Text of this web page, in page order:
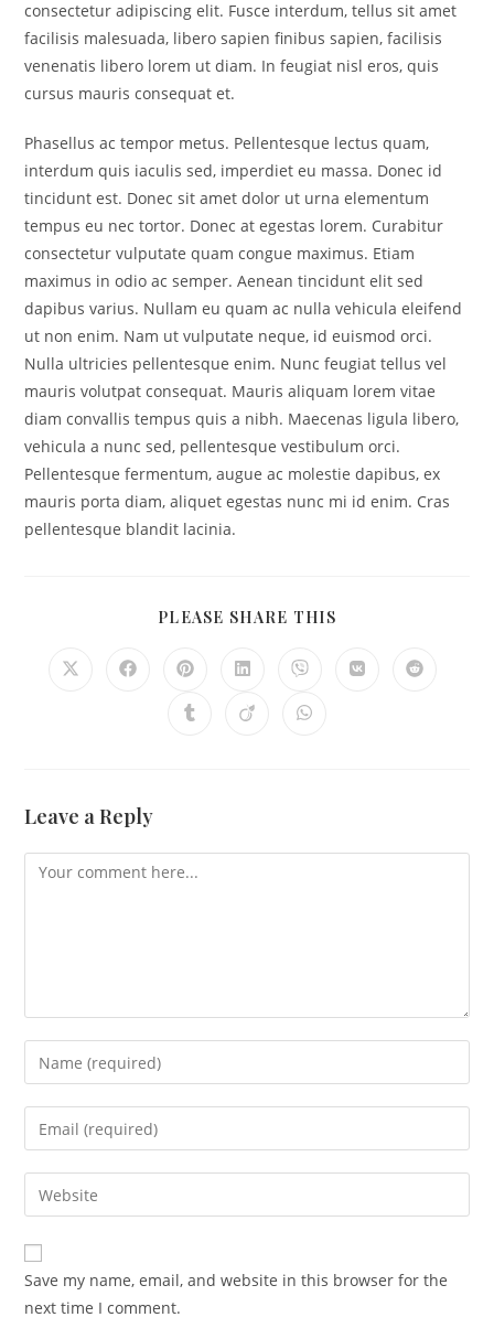
consectetur adipiscing elit. Fusce interdum, tellus sit amet
facilisis malesuada, libero sapien finibus sapien, facilisis
venenatis libero lorem ut diam. In feugiat nisl eros, quis
cursus mauris consequat et.
Phasellus ac tempor metus. Pellentesque lectus quam,
interdum quis iaculis sed, imperdiet eu massa. Donec id
tincidunt est. Donec sit amet dolor ut urna elementum
tempus eu nec tortor. Donec at egestas lorem. Curabitur
consectetur vulputate quam congue maximus. Etiam
maximus in odio ac semper. Aenean tincidunt elit sed
dapibus varius. Nullam eu quam ac nulla vehicula eleifend
ut non enim. Nam ut vulputate neque, id euismod orci.
Nulla ultricies pellentesque enim. Nunc feugiat tellus vel
mauris volutpat consequat. Mauris aliquam lorem vitae
diam convallis tempus quis a nibh. Maecenas ligula libero,
vehicula a nunc sed, pellentesque vestibulum orci.
Pellentesque fermentum, augue ac molestie dapibus, ex
mauris porta diam, aliquet egestas nunc mi id enim. Cras
pellentesque blandit lacinia.
PLEASE SHARE THIS
Leave a Reply
Save my name, email, and website in this browser for the
next time I comment.